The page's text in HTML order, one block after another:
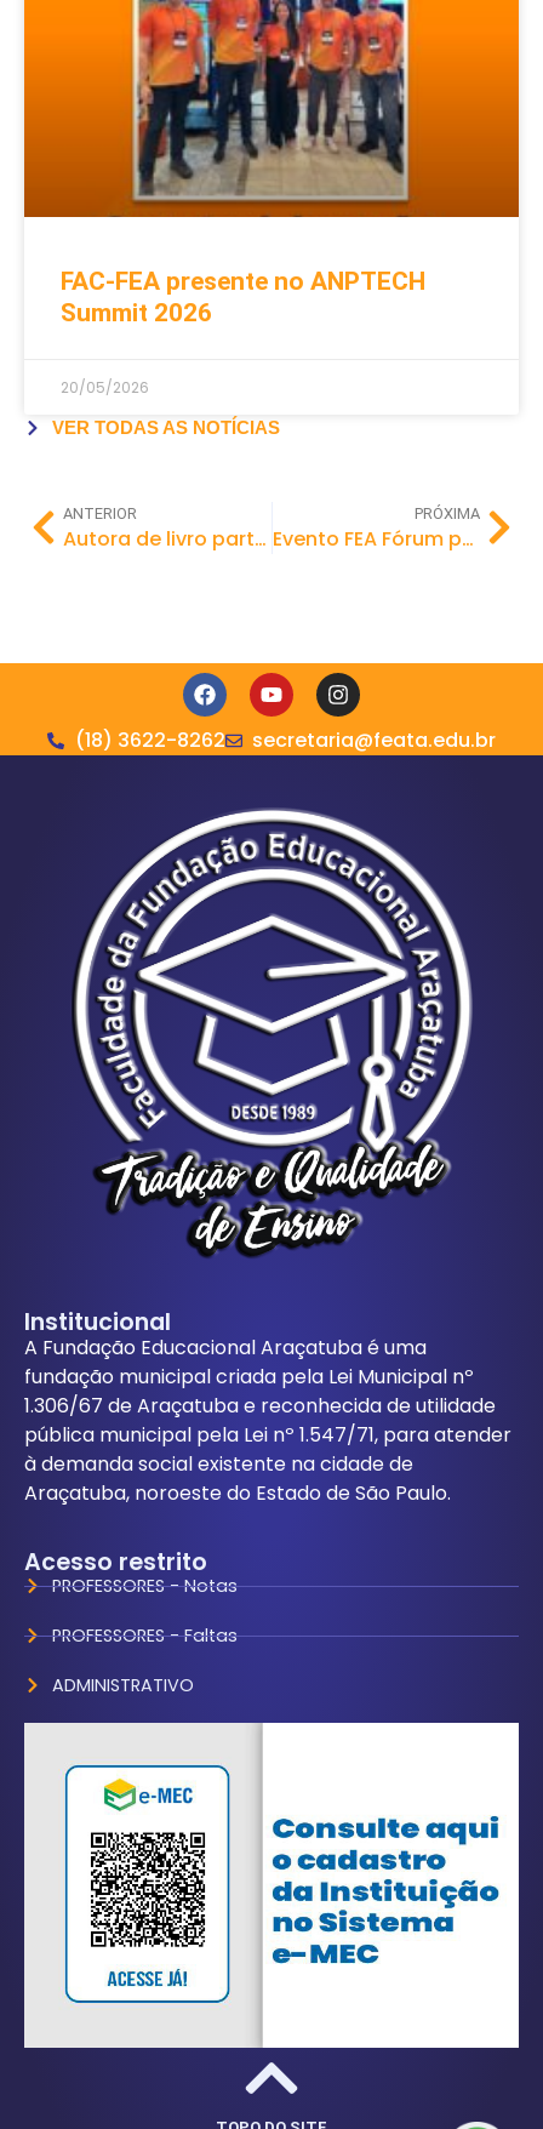
FAC-FEA presente no ANPTECH
Summit 2026
20/05/2026
VER TODAS AS NOTÍCIAS
ANTERIOR
Autora de livro participa de atividades com alunos de Pedagogia da FAC-FEA
PRÓXIMA
Evento FEA Fórum promove reflexão sobre a Psicologia e celebra o Dia do Psicólogo
(18) 3622-8262 secretaria@feata.edu.br
Institucional
A Fundação Educacional Araçatuba é uma
fundação municipal criada pela Lei Municipal nº
1.306/67 de Araçatuba e reconhecida de utilidade
pública municipal pela Lei nº 1.547/71, para atender
à demanda social existente na cidade de
Araçatuba, noroeste do Estado de São Paulo.
Acesso restrito
PROFESSORES - Notas
PROFESSORES - Faltas
ADMINISTRATIVO